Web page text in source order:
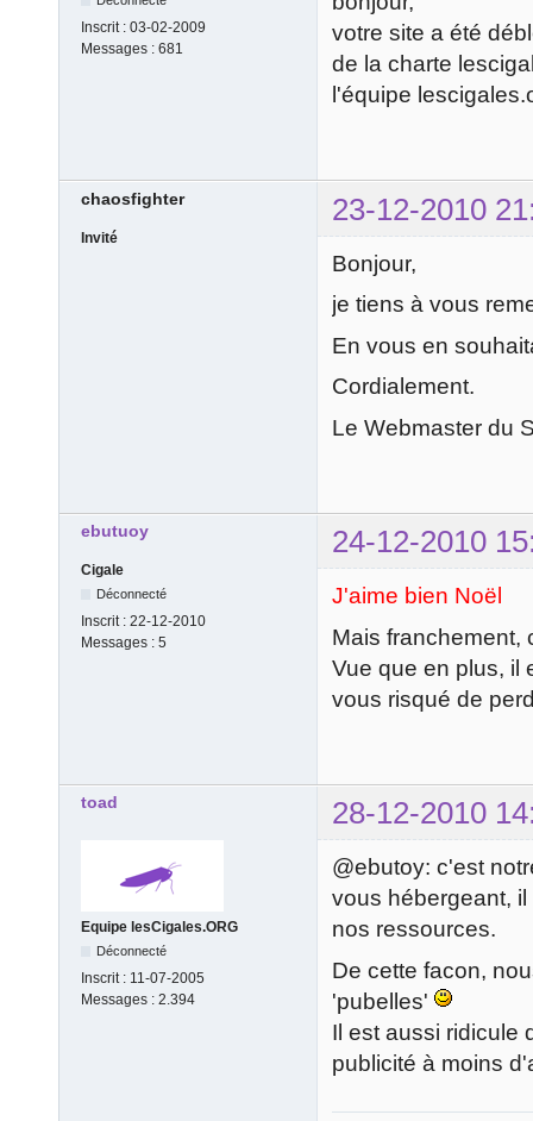
Inscrit : 03-02-2009
Messages : 681
votre site a été
de la charte
l'équipe
chaosfighter 23-12-2010
Invité
Bonjour,
je tiens à vous
En vous en
Cordialement.
Le Webmaster du
ebutuoy 24-12-2010
Cigale
Déconnecté
Inscrit : 22-12-2010
Messages : 5
J'aime bien Noël
Mais franchement,
Vue que en plus, il
vous risqué de
toad 28-12-2010
Equipe lesCigales.ORG
Déconnecté
Inscrit : 11-07-2005
Messages : 2.394
@ebutoy: c'est
vous hébergeant,
nos ressources.
De cette facon,
'pubelles'
Il est aussi ridicule
publicité à moins